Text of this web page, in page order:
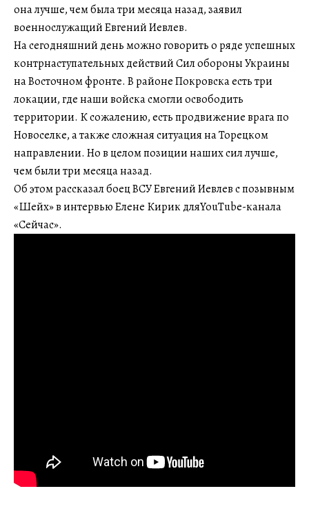
она лучше, чем была три месяца назад, заявил
военнослужащий Евгений Иевлев.
На сегодняшний день можно говорить о ряде успешных
контрнаступательных действий Сил обороны Украины
на Восточном фронте. В районе Покровска есть три
локации, где наши войска смогли освободить
территории. К сожалению, есть продвижение врага по
Новоселке, а также сложная ситуация на Торецком
направлении. Но в целом позиции наших сил лучше,
чем были три месяца назад.
Об этом рассказал боец ВСУ Евгений Иевлев с позывным
«Шейх» в интервью Елене Кирик дляYouTube-канала
«Сейчас».